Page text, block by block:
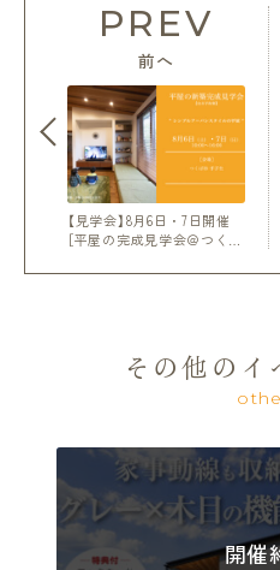
PREV
前へ
【見学会】8月6日・7日開催
［平屋の完成見学会＠つく…
その他のイ
開催